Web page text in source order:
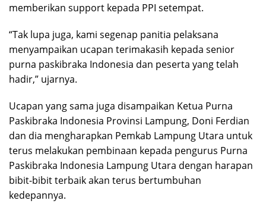
memberikan support kepada PPI setempat.
“Tak lupa juga, kami segenap panitia pelaksana
menyampaikan ucapan terimakasih kepada senior
purna paskibraka Indonesia dan peserta yang telah
hadir,” ujarnya.
Ucapan yang sama juga disampaikan Ketua Purna
Paskibraka Indonesia Provinsi Lampung, Doni Ferdian
dan dia mengharapkan Pemkab Lampung Utara untuk
terus melakukan pembinaan kepada pengurus Purna
Paskibraka Indonesia Lampung Utara dengan harapan
bibit-bibit terbaik akan terus bertumbuhan
kedepannya.